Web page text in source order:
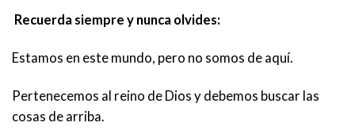
Recuerda siempre y nunca olvides:
Estamos en este mundo, pero no somos de aquí.
Pertenecemos al reino de Dios y debemos buscar las
cosas de arriba.